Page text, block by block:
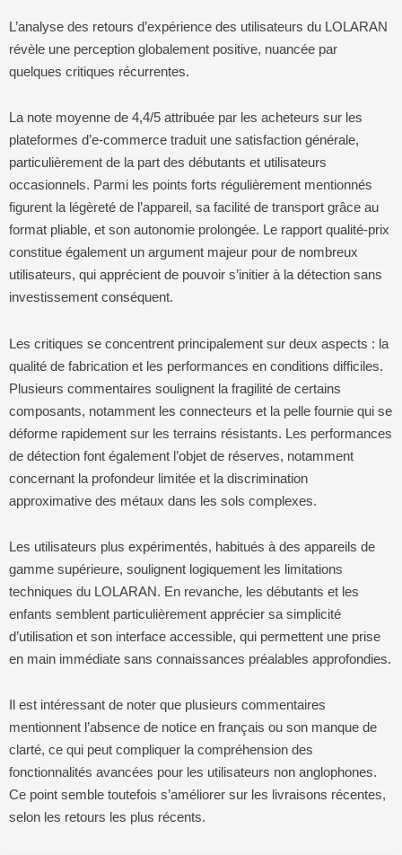
L’analyse des retours d’expérience des utilisateurs du LOLARAN
révèle une perception globalement positive, nuancée par
quelques critiques récurrentes.
La note moyenne de 4,4/5 attribuée par les acheteurs sur les
plateformes d’e-commerce traduit une satisfaction générale,
particulièrement de la part des débutants et utilisateurs
occasionnels. Parmi les points forts régulièrement mentionnés
figurent la légèreté de l’appareil, sa facilité de transport grâce au
format pliable, et son autonomie prolongée. Le rapport qualité-prix
constitue également un argument majeur pour de nombreux
utilisateurs, qui apprécient de pouvoir s’initier à la détection sans
investissement conséquent.
Les critiques se concentrent principalement sur deux aspects : la
qualité de fabrication et les performances en conditions difficiles.
Plusieurs commentaires soulignent la fragilité de certains
composants, notamment les connecteurs et la pelle fournie qui se
déforme rapidement sur les terrains résistants. Les performances
de détection font également l’objet de réserves, notamment
concernant la profondeur limitée et la discrimination
approximative des métaux dans les sols complexes.
Les utilisateurs plus expérimentés, habitués à des appareils de
gamme supérieure, soulignent logiquement les limitations
techniques du LOLARAN. En revanche, les débutants et les
enfants semblent particulièrement apprécier sa simplicité
d’utilisation et son interface accessible, qui permettent une prise
en main immédiate sans connaissances préalables approfondies.
Il est intéressant de noter que plusieurs commentaires
mentionnent l’absence de notice en français ou son manque de
clarté, ce qui peut compliquer la compréhension des
fonctionnalités avancées pour les utilisateurs non anglophones.
Ce point semble toutefois s’améliorer sur les livraisons récentes,
selon les retours les plus récents.